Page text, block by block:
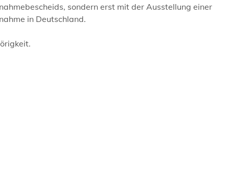
sondern erst mit der Ausstellung einer
in Deutschland.